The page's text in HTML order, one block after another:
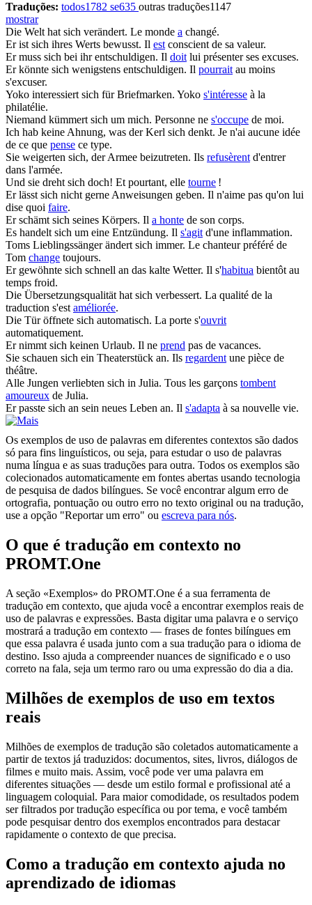
Traduções: todos1782 se635 outras traduções1147
mostrar
Die Welthat sich verändert. Le monde a changé.
Erist sich ihres Werts bewusst. Il estconscient de sa valeur.
Ermuss sich bei ihr entschuldigen. Il doitlui présenter ses excuses.
Erkönnte sich wenigstens entschuldigen. Il pourraitau moins
s'excuser.
Yoko interessiert sich für Briefmarken. Yoko s'intéresse à la
philatélie.
Niemand kümmert sich um mich. Personne ne s'occupe de moi.
Ich hab keine Ahnung, was der Kerl sich denkt. Je n'ai aucune idée
de ce que pense ce type.
Sie weigerten sich, der Armee beizutreten. Ils refusèrentd'entrer
dans l'armée.
Und sie dreht sich doch! Et pourtant, elle tourne !
Erlässt sich nicht gerne Anweisungen geben. Il n'aime pas qu'on lui
dise quoi faire.
Erschämt sich seines Körpers. Il a honte de son corps.
Es handelt sich um eine Entzündung. Il s'agitd'une inflammation.
Toms Lieblingssängerändert sich immer. Le chanteur préféré de
Tom change toujours.
Er gewöhnte sich schnell an das kalte Wetter. Il s'habitua bientôt au
temps froid.
Die Übersetzungsqualität hatsich verbessert. La qualité de la
traduction s'estaméliorée.
Die Türöffnete sich automatisch. La porte s'ouvrit
automatiquement.
Ernimmt sich keinen Urlaub. Il ne prend pas de vacances.
Sie schauen sich ein Theaterstück an. Ils regardentune pièce de
théâtre.
Alle Jungen verliebten sich in Julia. Tous les garçons tombent
amoureux de Julia.
Erpasste sich an sein neues Leben an. Il s'adapta à sa nouvelle vie.
Os exemplos de uso de palavras em diferentes contextos são dados
só para fins linguísticos, ou seja, para estudar o uso de palavras
numa língua e as suas traduções para outra. Todos os exemplos são
colecionados automaticamente em fontes abertas usando tecnologia
de pesquisa de dados bilíngues. Se você encontrar algum erro de
ortografia, pontuação ou outro erro no texto original ou na tradução,
use a opção "Reportar um erro" ou escreva para nós.
O que é tradução em contexto no
PROMT.One
A seção «Exemplos» do PROMT.One é a sua ferramenta de
tradução em contexto, que ajuda você a encontrar exemplos reais de
uso de palavras e expressões. Basta digitar uma palavra e o serviço
mostrará a tradução em contexto — frases de fontes bilíngues em
que essa palavra é usada junto com a sua tradução para o idioma de
destino. Isso ajuda a compreender nuances de significado e o uso
correto na fala, seja um termo raro ou uma expressão do dia a dia.
Milhões de exemplos de uso em textos
reais
Milhões de exemplos de tradução são coletados automaticamente a
partir de textos já traduzidos: documentos, sites, livros, diálogos de
filmes e muito mais. Assim, você pode ver uma palavra em
diferentes situações — desde um estilo formal e profissional até a
linguagem coloquial. Para maior comodidade, os resultados podem
ser filtrados por tradução específica ou por tema, e você também
pode pesquisar dentro dos exemplos encontrados para destacar
rapidamente o contexto de que precisa.
Como a tradução em contexto ajuda no
aprendizado de idiomas